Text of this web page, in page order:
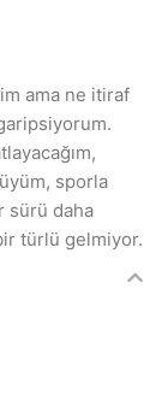
ama ne itiraf
sporla
sürü daha
türlü gelmiyor.